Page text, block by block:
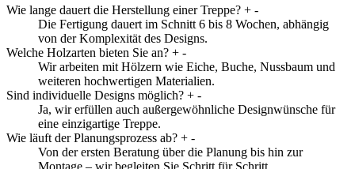
Wie lange dauert die Herstellung einer Treppe? + -
Die Fertigung dauert im Schnitt 6 bis 8 Wochen, abhängig
von der Komplexität des Designs.
Welche Holzarten bieten Sie an? + -
Wir arbeiten mit Hölzern wie Eiche, Buche, Nussbaum und
weiteren hochwertigen Materialien.
Sind individuelle Designs möglich? + -
Ja, wir erfüllen auch außergewöhnliche Designwünsche für
eine einzigartige Treppe.
Wie läuft der Planungsprozess ab? + -
Von der ersten Beratung über die Planung bis hin zur
Montage – wir begleiten Sie Schritt für Schritt.